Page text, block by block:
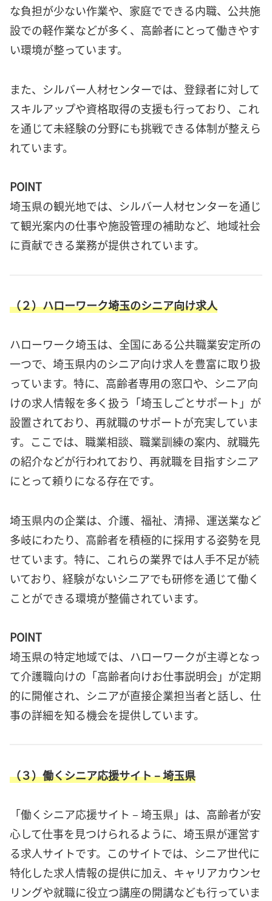
な負担が少ない作業や、家庭でできる内職、公共施
設での軽作業などが多く、高齢者にとって働きやす
い環境が整っています。
また、シルバー人材センターでは、登録者に対して
スキルアップや資格取得の支援も行っており、これ
を通じて未経験の分野にも挑戦できる体制が整えら
れています。
POINT
埼玉県の観光地では、シルバー人材センターを通じ
て観光案内の仕事や施設管理の補助など、地域社会
に貢献できる業務が提供されています。
（２）ハローワーク埼玉のシニア向け求人
ハローワーク埼玉は、全国にある公共職業安定所の
一つで、埼玉県内のシニア向け求人を豊富に取り扱
っています。特に、高齢者専用の窓口や、シニア向
けの求人情報を多く扱う「埼玉しごとサポート」が
設置されており、再就職のサポートが充実していま
す。ここでは、職業相談、職業訓練の案内、就職先
の紹介などが行われており、再就職を目指すシニア
にとって頼りになる存在です。
埼玉県内の企業は、介護、福祉、清掃、運送業など
多岐にわたり、高齢者を積極的に採用する姿勢を見
せています。特に、これらの業界では人手不足が続
いており、経験がないシニアでも研修を通じて働く
ことができる環境が整備されています。
POINT
埼玉県の特定地域では、ハローワークが主導となっ
て介護職向けの「高齢者向けお仕事説明会」が定期
的に開催され、シニアが直接企業担当者と話し、仕
事の詳細を知る機会を提供しています。
（３）働くシニア応援サイト – 埼玉県
「働くシニア応援サイト – 埼玉県」は、高齢者が安
心して仕事を見つけられるように、埼玉県が運営す
る求人サイトです。このサイトでは、シニア世代に
特化した求人情報の提供に加え、キャリアカウンセ
リングや就職に役立つ講座の開講なども行っていま